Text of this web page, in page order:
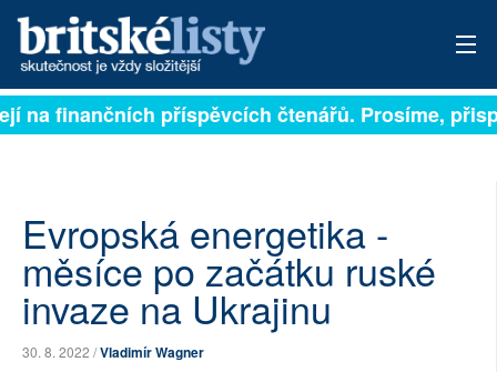
PŘIHLÁSIT
ARCHIV
ROZHOVORY
TÉMATA
finančních příspěvcích čtenářů. Prosíme,
Evropská energetika -
měsíce po začátku ruské
invaze na Ukrajinu
30. 8. 2022 /Vladimír Wagner